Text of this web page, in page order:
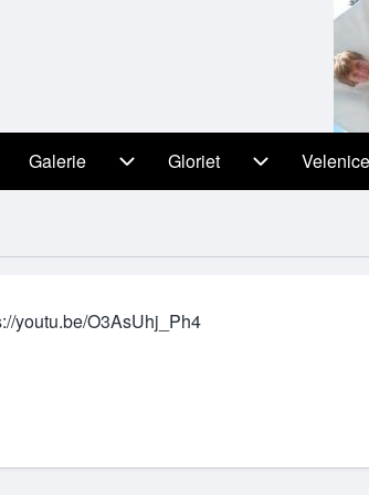
Galerie Gloriet Velenice
youtu.be/O3AsUhj_Ph4